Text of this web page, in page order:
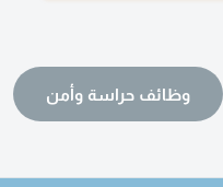
وظائف حراسة وأمن